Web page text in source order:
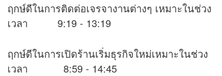
ฤกษ์ดีในการติดต่อเจรจางานต่างๆ เหมาะในช่วง
เวลา 9:19 - 13:19
ฤกษ์ดีในการเปิดร้านเริ่มธุรกิจใหม่เหมาะในช่วง
เวลา 8:59 - 14:45